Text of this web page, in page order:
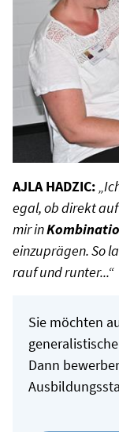
AJLA HADZIC:
egal, ob direkt
mir in
einzuprägen. So
rauf und runter...“
Sie möchten
Dann